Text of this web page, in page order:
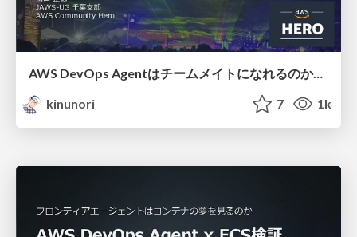
AWS DevOps Agentはチームメイトになれるのか？/ Can AWS DevOps Agent become a teammate
kinunori
7 1k